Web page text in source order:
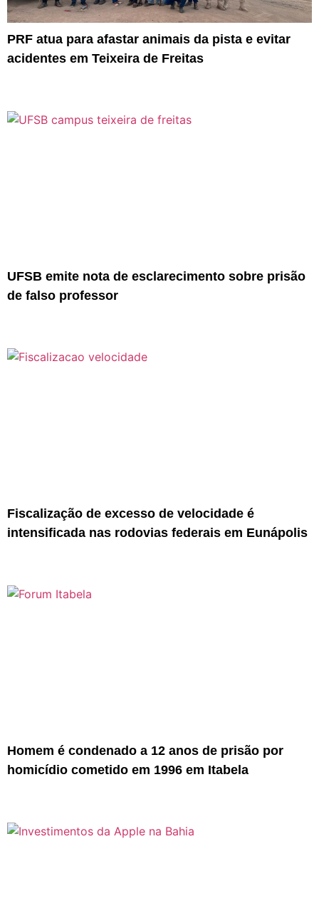
PRF atua para afastar animais da pista e evitar
acidentes em Teixeira de Freitas
UFSB emite nota de esclarecimento sobre prisão
de falso professor
Fiscalização de excesso de velocidade é
intensificada nas rodovias federais em Eunápolis
Homem é condenado a 12 anos de prisão por
homicídio cometido em 1996 em Itabela